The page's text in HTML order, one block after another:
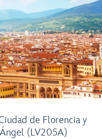
de Florencia y
(LV205A)